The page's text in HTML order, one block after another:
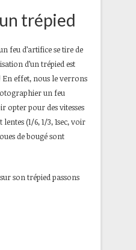
trépied
feu d’artifice se tire de
d’un trépied est
effet, nous le verrons
un feu
opter pour des vitesses
(1/6, 1/3, 1sec, voir
de bougé sont
son trépied passons